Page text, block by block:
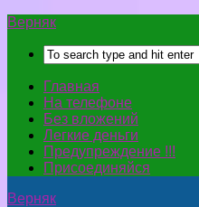
Верняк
Главная
На телефоне
Без вложений
Легкие деньги
Предупреждение !!!
Присоединяйся
Верняк